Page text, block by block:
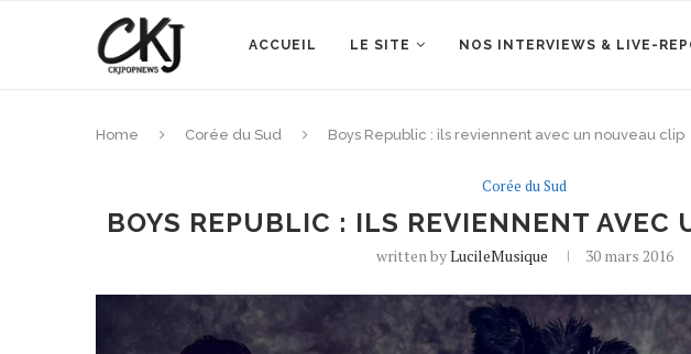
ACCUEIL LE SITE NOS INTERVIEWS & LIVE-
Home Corée du Sud Boys Republic : ils reviennent avec un nouveau clip
Corée du Sud
BOYS REPUBLIC : ILS REVIENNENT AVEC
written byLucileMusique 30 mars 2016